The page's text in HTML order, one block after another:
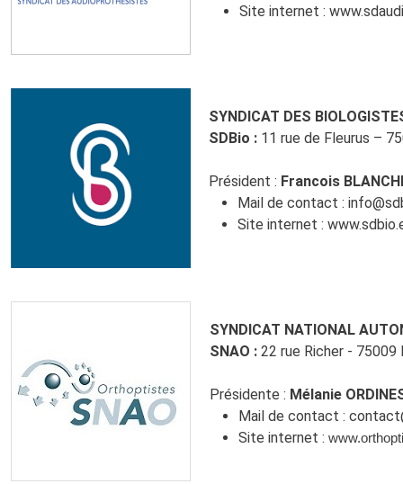
Site internet :
SYNDICAT DES
SDBio : 11 rue de Fleurus –
Président : Francois
Mail de contact :
Site internet :
SYNDICAT NATIONAL
SNAO : 22 rue Richer - 75009
Présidente : Mélanie
Mail de contact :
Site internet :